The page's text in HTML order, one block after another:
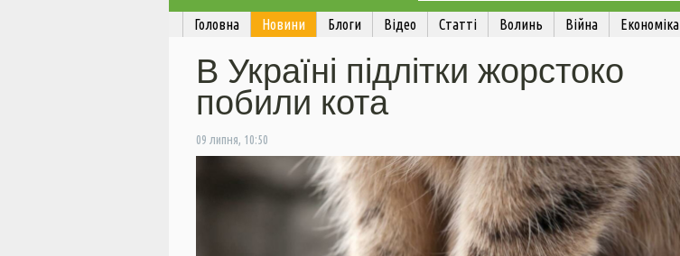
Головна Новини Блоги Відео Статті Волинь Війна Економіка
В Україні підлітки жорстоко
побили кота
09 липня, 10:50